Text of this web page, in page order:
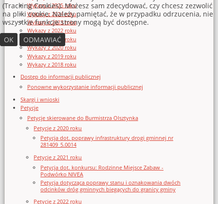
Wykazy z 2025 roku
Wykazy z 2024 roku
Wykazy z 2023 roku
Wykazy z 2022 roku
Wykazy z 2021 roku
Wykazy z 2020 roku
Wykazy z 2019 roku
Wykazy z 2018 roku
Dostęp do informacji publicznej
Ponowne wykorzystanie informacji publicznej
Skargi i wnioski
Petycje
Petycje skierowane do Burmistrza Olsztynka
Petycje z 2020 roku
Petycja dot. poprawy infrastruktury drogi gminnej nr
281409_5.0014
Petycje z 2021 roku
Petycja dot. konkursu: Rodzinne Miejsce Zabaw -
Podwórko NIVEA
Petycja dotycząca poprawy stanu i oznakowania dwóch
odcinków dróg gminnych biegących do granicy gminy
Petycje z 2022 roku
(Tracking Cookies). Możesz sam zdecydować, czy chcesz zezwolić
na pliki cookie. Należy pamiętać, że w przypadku odrzucenia, nie
wszystkie funkcje strony mogą być dostępne.
OK
ODMAWIAĆ